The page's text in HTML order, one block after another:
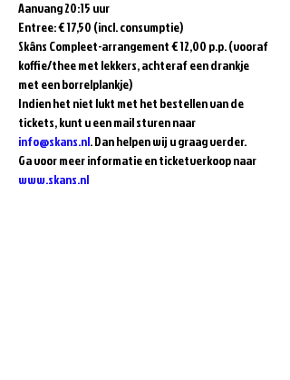
Aanvang 20:15 uur
Entree: € 17,50 (incl. consumptie)
Skâns Compleet-arrangement € 12,00 p.p. (vooraf
koffie/thee met lekkers, achteraf een drankje
met een borrelplankje)
Indien het niet lukt met het bestellen van de
tickets, kunt u een mail sturen naar
info@skans.nl. Dan helpen wij u graag verder.
Ga voor meer informatie en ticketverkoop naar
www.skans.nl